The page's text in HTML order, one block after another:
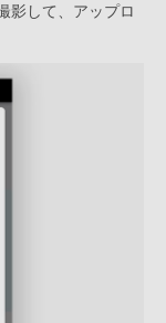
影して、アップロ